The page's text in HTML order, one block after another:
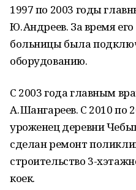
1997 по 2003 годы
Ю. Андреев. За время
больницы была
оборудованию.
С 2003 года главным
А. Шангареев. С 2010 по
уроженец деревни
сделан ремонт
строительство 3-
коек.